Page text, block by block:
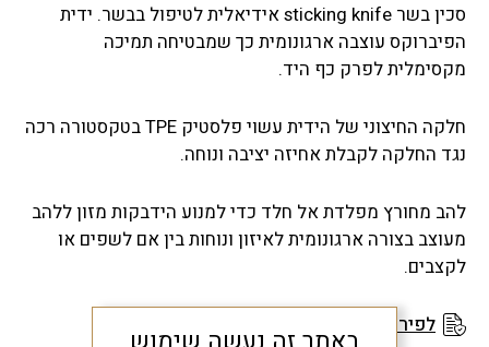
סכין בשר sticking knife אידיאלית לטיפול בבשר. ידית
הפיברוקס עוצבה ארגונומית כך שמבטיחה תמיכה
מקסימלית לפרק כף היד.
חלקה החיצוני של הידית עשוי פלסטיק TPE בטקסטורה רכה
נגד החלקה לקבלת אחיזה יציבה ונוחה.
להב מחורץ מפלדת אל חלד כדי למנוע הידבקות מזון ללהב
מעוצב בצורה ארגונומית לאיזון ונוחות בין אם לשפים או
לקצבים.
לפירוט תנאי האחריות